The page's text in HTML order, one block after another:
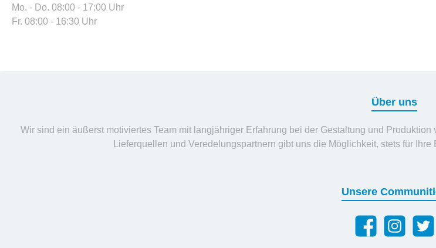
Mo. - Do. 08:00 - 17:00 Uhr
Fr. 08:00 - 16:30 Uhr
Über uns
Wir sind ein äußerst motiviertes Team mit langjähriger Erfahrung bei der Gestaltung und
Lieferquellen und Veredelungspartnern gibt uns die Möglichkeit, stets für
Unsere